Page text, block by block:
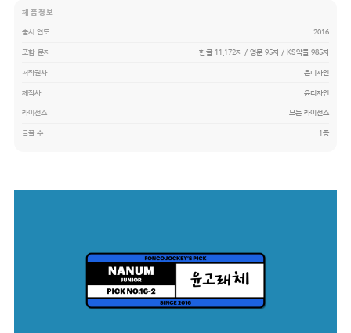
제품정보
출시 연도 2016
포함 문자 한글 11,172자 / 영문 95자 / KS약물 985자
저작권사 윤디자인
제작사 윤디자인
라이선스 모든 라이선스
글꼴 수 1종